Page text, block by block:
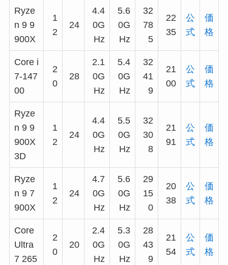
Ryze
n 9 9
900X
1
2
24
4.4
0G
Hz
5.6
0G
Hz
32
78
5
22
35
公
式
価
格
Core i
7-147
00
2
0
28
2.1
0G
Hz
5.4
0G
Hz
32
41
9
21
00
公
式
価
格
Ryze
n 9 9
900X
3D
1
2
24
4.4
0G
Hz
5.5
0G
Hz
32
30
8
21
91
公
式
価
格
Ryze
n 9 7
900X
1
2
24
4.7
0G
Hz
5.6
0G
Hz
29
15
0
20
38
公
式
価
格
Core
Ultra
7 265
2
0
20
2.4
0G
Hz
5.3
0G
Hz
28
43
9
21
54
公
式
価
格